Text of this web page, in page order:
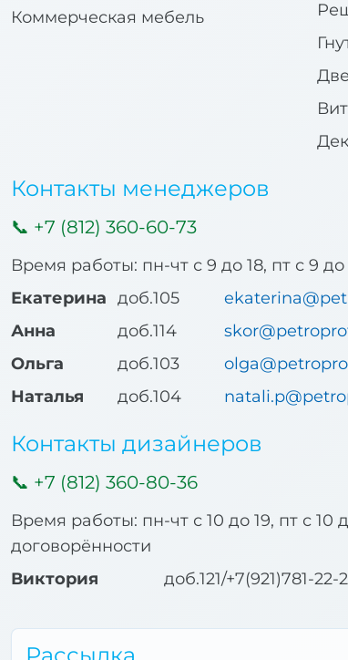
Коммерческая мебель
Контакты менеджеров
+7 (812) 360-60-73
Время работы: пн-чт с 9 до 18, пт с 9 до
Екатерина доб.105
Анна
доб.114
Ольга
доб.103
Наталья
доб.104
Контакты дизайнеров
+7 (812) 360-80-36
Время работы: пн-чт с 10 до 19, пт с 10
договорённости
Виктория
доб.121/+7(921)781-22-